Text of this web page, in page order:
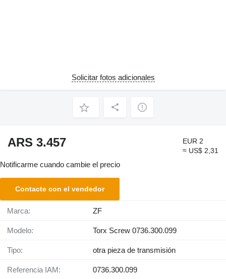
Solicitar fotos adicionales
ARS 3.457
EUR 2
≈ US$ 2,31
Notificarme cuando cambie el precio
Contacte con el vendedor
Marca: ZF
Modelo: Torx Screw 0736.300.099
Tipo: otra pieza de transmisión
Referencia IAM: 0736.300.099